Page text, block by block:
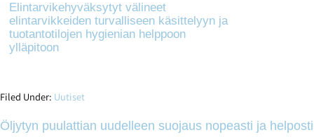
Elintarvikehyväksytyt välineet
elintarvikkeiden turvalliseen käsittelyyn ja
tuotantotilojen hygienian helppoon
ylläpitoon
Filed Under: Uutiset
Öljytyn puulattian uudelleen suojaus nopeasti ja helposti